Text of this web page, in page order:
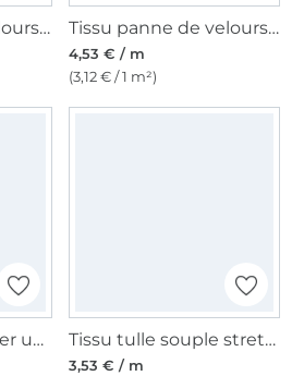
Tissu panne de velours, vert olive Tissu panne de velours, noir
4,53 € / m
(3,12 € / 1 m²)
Tissu satin polyester uni, bordeaux Tissu tulle souple stretch, rose poudré
3,53 € / m